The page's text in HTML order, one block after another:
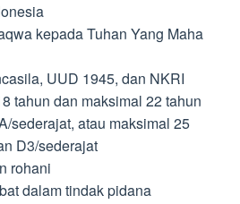
kepada Tuhan Yang Maha
UUD 1945, dan NKRI
tahun dan maksimal 22 tahun
sederajat, atau maksimal 25
D3/sederajat
rohani
dalam tindak pidana